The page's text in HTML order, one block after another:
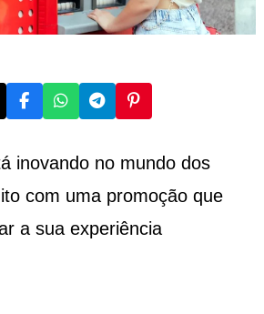
inovando no mundo dos
com uma promoção que
a sua experiência